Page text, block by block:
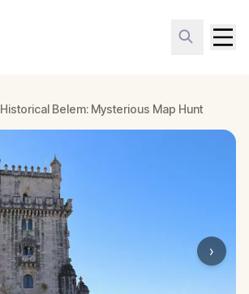
Historical Belem: Mysterious Map Hunt
›